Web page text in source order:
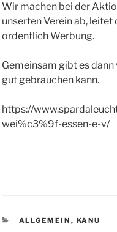
Wir machen bei der
unserten Verein ab,
ordentlich Werbung.
Gemeinsam gibt es
gut gebrauchen kann.
https://
wei%c3%9f-essen-e-v/
KATEGORIEN
ALLGEMEIN , KANU